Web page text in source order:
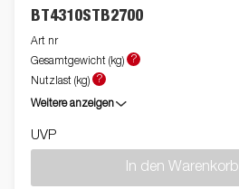
BT4310STB2700
Art nr
Gesamtgewicht (kg)
?
Nutzlast (kg)
?
Weitere anzeigen
UVP
In den Warenkorb